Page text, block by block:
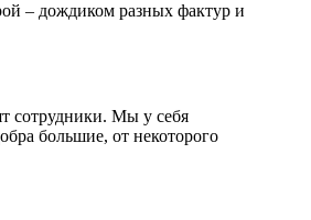
– дождиком разных фактур и
сотрудники. Мы у себя
большие, от некоторого